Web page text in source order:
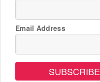
Email Address
SUBSCRIBE